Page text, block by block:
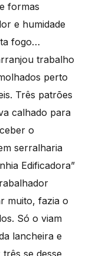
formas
e humidade
fogo…
trabalho
perto
Três patrões
calhado para
o
serralharia
Edificadora”
muito, fazia o
Só o viam
lancheira e